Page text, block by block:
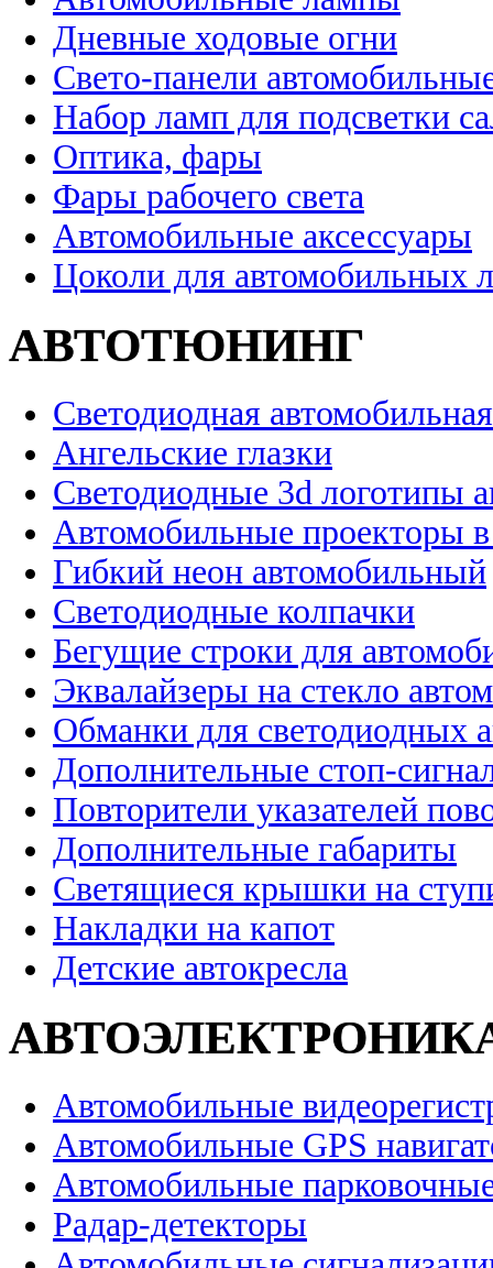
Дневные ходовые огни
Свето-панели
Набор ламп для подсветки
Оптика, фары
Фары рабочего света
Автомобильные аксессуары
Цоколи для автомобильных
АВТОТЮНИНГ
Светодиодная
Ангельские глазки
Светодиодные 3d логотипы
Автомобильные проекторы
Гибкий неон автомобильный
Светодиодные колпачки
Бегущие строки для
Эквалайзеры на стекло
Обманки для светодиодных
Дополнительные стоп-
Повторители указателей
Дополнительные габариты
Светящиеся крышки на
Накладки на капот
Детские автокресла
Автомобильные
Автомобильные GPS
Автомобильные
Радар-детекторы